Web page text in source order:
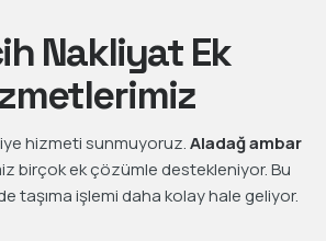
Nakliyat Ek
hizmeti sunmuyoruz.Aladağ ambar
birçok ek çözümle destekleniyor. Bu
taşıma işlemi daha kolay hale geliyor.